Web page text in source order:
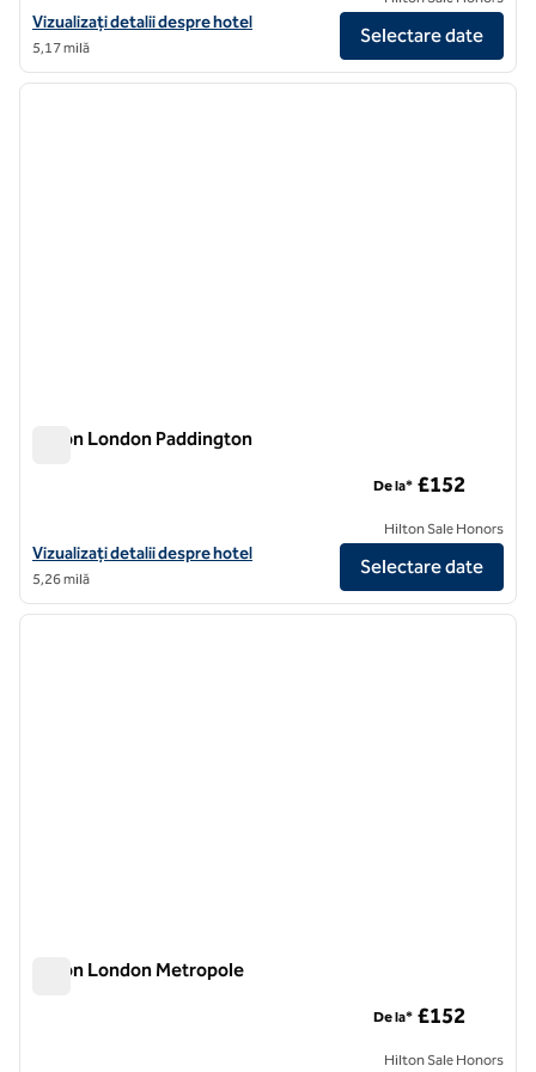
Vizualizați detaliile hotelului Hilton London Olympia
Vizualizați detalii despre hotel
5,17 milă
Selectare date
1/12
1 din 12
Hilton London Paddington
Vizualizați detaliile hotelului Hilton London Paddington
Vizualizați detalii despre hotel
5,26 milă
De la* £152
Hilton Sale Honors
Selectare date
1/12
1 din 12
Hilton London Metropole
De la* £152
Hilton Sale Honors